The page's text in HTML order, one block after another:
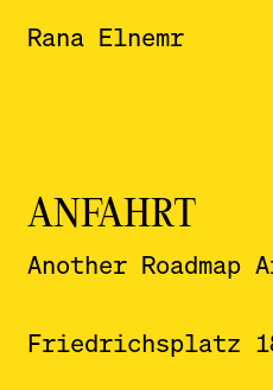
Rana Elnemr
ANFAHRT
Another
Friedrichsplatz